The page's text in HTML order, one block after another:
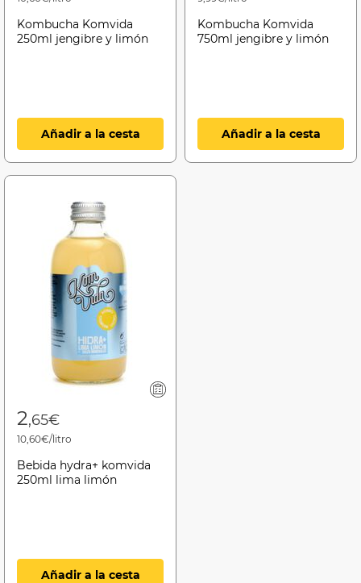
Kombucha Komvida
250ml jengibre y limón
Añadir a la cesta
Kombucha Komvida
750ml jengibre y limón
Añadir a la cesta
2,65€
10,60€/litro
Bebida hydra+ komvida
250ml lima limón
Añadir a la cesta